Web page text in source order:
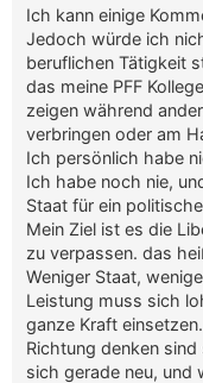
Ich kann einige
Jedoch würde ich
beruflichen Tätigkeit
das meine PFF
zeigen während
verbringen oder am
Ich persönlich habe
Ich habe noch nie,
Staat für ein
Mein Ziel ist es die
zu verpassen. das
Weniger Staat,
Leistung muss sich
ganze Kraft
Richtung denken
sich gerade neu, und